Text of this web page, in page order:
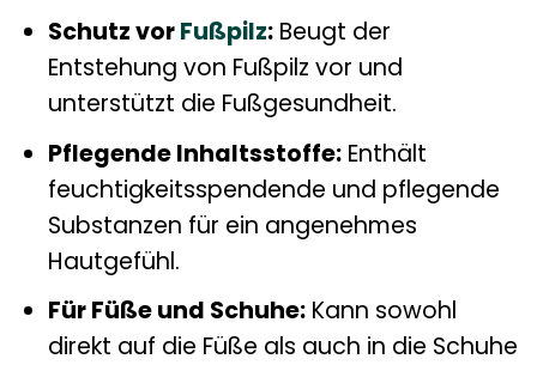
Schutz vorFußpilz:Beugt der
Entstehung von Fußpilz vor und
unterstützt die Fußgesundheit.
Pflegende Inhaltsstoffe:Enthält
feuchtigkeitsspendende und pflegende
Substanzen für ein angenehmes
Hautgefühl.
Für Füße und Schuhe:Kann sowohl
direkt auf die Füße als auch in die Schuhe